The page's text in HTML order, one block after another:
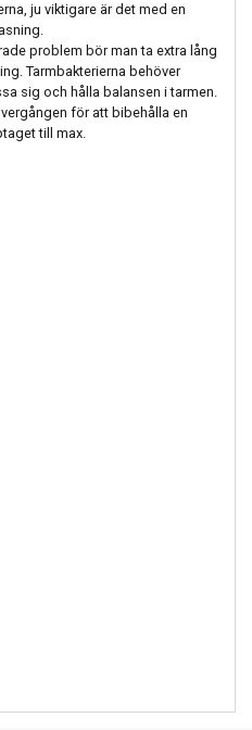
ju viktigare är det med en
problem bör man ta extra lång
Tarmbakterierna behöver
sig och hålla balansen i tarmen.
för att bibehålla en
till max.